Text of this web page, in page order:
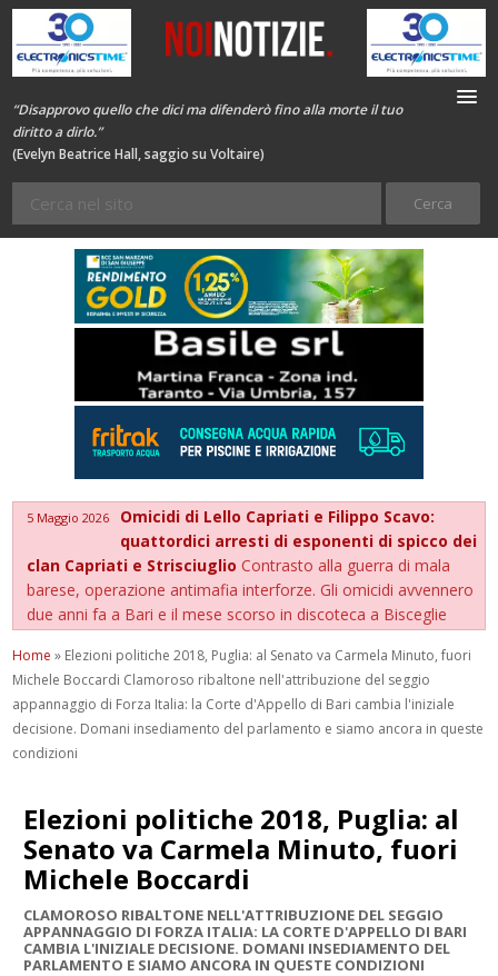
“Disapprovo quello che dici ma difenderò fino alla morte il tuo
diritto a dirlo.”
(Evelyn Beatrice Hall, saggio su Voltaire)
5 Maggio 2026
Omicidi di Lello Capriati e Filippo Scavo:
quattordici arresti di esponenti di spicco dei
clan Capriati e StrisciuglioContrasto alla guerra di mala
barese, operazione antimafia interforze. Gli omicidi avvennero
due anni fa a Bari e il mese scorso in discoteca a Bisceglie
Home » Elezioni politiche 2018, Puglia: al Senato va Carmela Minuto, fuori
Michele Boccardi Clamoroso ribaltone nell'attribuzione del seggio
appannaggio di Forza Italia: la Corte d'Appello di Bari cambia l'iniziale
decisione. Domani insediamento del parlamento e siamo ancora in queste
condizioni
Elezioni politiche 2018, Puglia: al
Senato va Carmela Minuto, fuori
Michele Boccardi
CLAMOROSO RIBALTONE NELL'ATTRIBUZIONE DEL SEGGIO
APPANNAGGIO DI FORZA ITALIA: LA CORTE D'APPELLO DI BARI
CAMBIA L'INIZIALE DECISIONE. DOMANI INSEDIAMENTO DEL
PARLAMENTO E SIAMO ANCORA IN QUESTE CONDIZIONI